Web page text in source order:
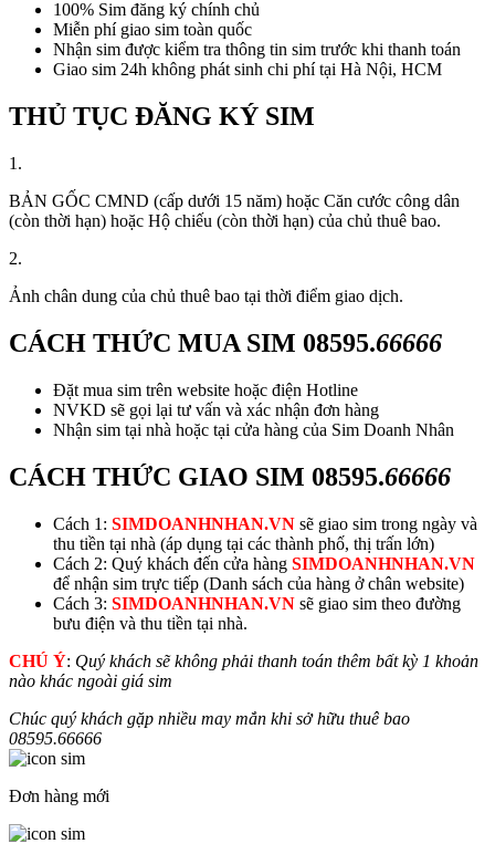
100% Sim đăng ký chính chủ
Miễn phí giao sim toàn quốc
Nhận sim được kiểm tra thông tin sim trước khi thanh toán
Giao sim 24h không phát sinh chi phí tại Hà Nội, HCM
THỦ TỤC ĐĂNG KÝ SIM
1.
BẢN GỐC CMND (cấp dưới 15 năm) hoặc Căn cước công dân
(còn thời hạn) hoặc Hộ chiếu (còn thời hạn) của chủ thuê bao.
2.
Ảnh chân dung của chủ thuê bao tại thời điểm giao dịch.
CÁCH THỨC MUA SIM 08595.66666
Đặt mua sim trên website hoặc điện Hotline
NVKD sẽ gọi lại tư vấn và xác nhận đơn hàng
Nhận sim tại nhà hoặc tại cửa hàng của Sim Doanh Nhân
CÁCH THỨC GIAO SIM 08595.66666
Cách 1: SIMDOANHNHAN.VN sẽ giao sim trong ngày và
thu tiền tại nhà (áp dụng tại các thành phố, thị trấn lớn)
Cách 2: Quý khách đến cửa hàng SIMDOANHNHAN.VN
để nhận sim trực tiếp (Danh sách của hàng ở chân website)
Cách 3: SIMDOANHNHAN.VN sẽ giao sim theo đường
bưu điện và thu tiền tại nhà.
CHÚ Ý: Quý khách sẽ không phải thanh toán thêm bất kỳ 1 khoản
nào khác ngoài giá sim
Chúc quý khách gặp nhiều may mắn khi sở hữu thuê bao
08595.66666
Đơn hàng mới